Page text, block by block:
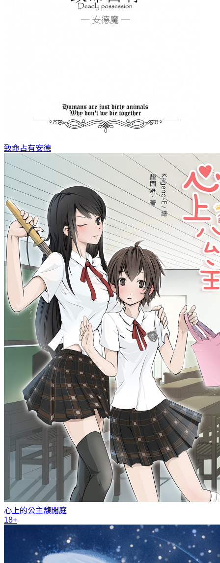
致命占有安德
心上的公主馥閒庭
18+